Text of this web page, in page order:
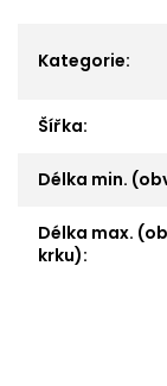
Kategorie:
Šířka:
Délka min.
Délka max.
krku):